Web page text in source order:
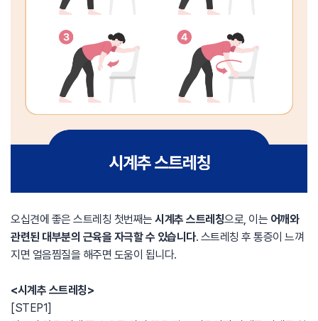
오십견에 좋은 스트레칭 첫번째는 시계추 스트레칭으로, 이는 어깨와
관련된 대부분의 근육을 자극할 수 있습니다. 스트레칭 후 통증이 느껴
지면 얼음찜질을 해주면 도움이 됩니다.
<시계추 스트레칭>
[STEP1]